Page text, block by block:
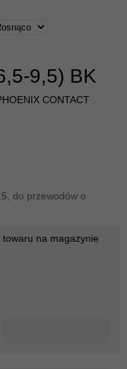
9,5) BK
do przewodów o
towaru na magazynie